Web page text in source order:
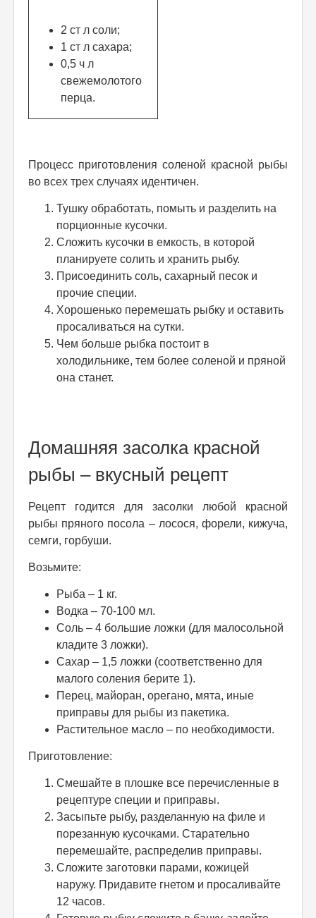
2 ст л соли;
1 ст л сахара;
0,5 ч л
свежемолотого
перца.
Процесс приготовления соленой красной рыбы
во всех трех случаях идентичен.
Тушку обработать, помыть и разделить на
порционные кусочки.
Сложить кусочки в емкость, в которой
планируете солить и хранить рыбу.
Присоединить соль, сахарный песок и
прочие специи.
Хорошенько перемешать рыбку и оставить
просаливаться на сутки.
Чем больше рыбка постоит в
холодильнике, тем более соленой и пряной
она станет.
Домашняя засолка красной
рыбы – вкусный рецепт
Рецепт годится для засолки любой красной
рыбы пряного посола – лосося, форели, кижуча,
семги, горбуши.
Возьмите:
Рыба – 1 кг.
Водка – 70-100 мл.
Соль – 4 большие ложки (для малосольной
кладите 3 ложки).
Сахар – 1,5 ложки (соответственно для
малого соления берите 1).
Перец, майоран, орегано, мята, иные
приправы для рыбы из пакетика.
Растительное масло – по необходимости.
Приготовление:
Смешайте в плошке все перечисленные в
рецептуре специи и приправы.
Засыпьте рыбу, разделанную на филе и
порезанную кусочками. Старательно
перемешайте, распределив приправы.
Сложите заготовки парами, кожицей
наружу. Придавите гнетом и просаливайте
12 часов.